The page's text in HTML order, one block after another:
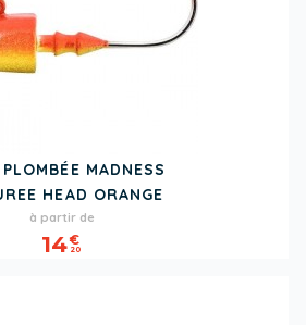
MADNESS
HEAD ORANGE
Prix
à partir de
14€
20